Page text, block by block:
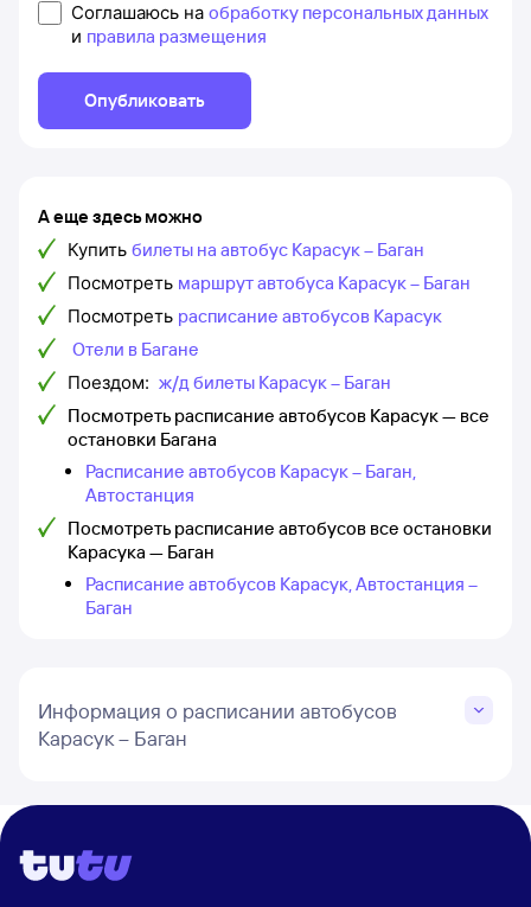
Соглашаюсь на обработку персональных данных
и правила размещения
Опубликовать
А еще здесь можно
Купить билеты на автобус Карасук – Баган
Посмотреть маршрут автобуса Карасук – Баган
Посмотреть расписание автобусов Карасук
Отели в Багане
Поездом: ж/д билеты Карасук – Баган
Посмотреть расписание автобусов Карасук — все
остановки Багана
Расписание автобусов Карасук – Баган,
Автостанция
Посмотреть расписание автобусов все остановки
Карасука — Баган
Расписание автобусов Карасук, Автостанция –
Баган
Информация о расписании автобусов
Карасук – Баган